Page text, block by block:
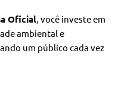
Oficial, você investe em
ambiental e
um público cada vez